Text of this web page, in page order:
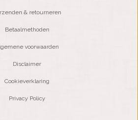
& retourneren
Betaalmethoden
voorwaarden
Disclaimer
Cookieverklaring
Privacy Policy